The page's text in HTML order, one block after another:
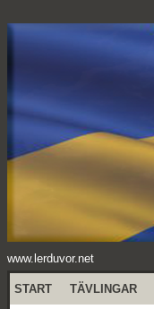
www.lerduvor.net
START TÄVLINGAR